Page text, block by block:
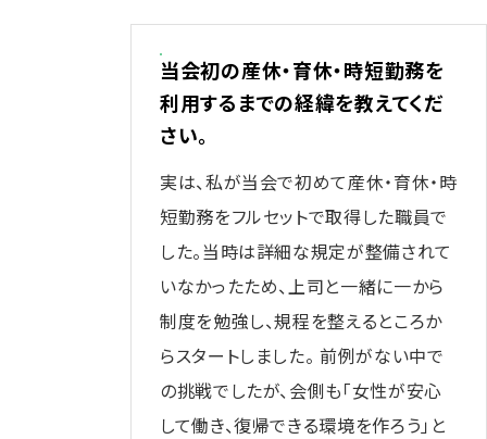
当会初の産休・育休・時短勤務を
利用するまでの経緯を教えてくだ
さい。
実は、私が当会で初めて産休・育休・時
短勤務をフルセットで取得した職員で
した。当時は詳細な規定が整備されて
いなかったため、上司と一緒に一から
制度を勉強し、規程を整えるところか
らスタートしました。 前例がない中で
の挑戦でしたが、会側も「女性が安心
して働き、復帰できる環境を作ろう」と